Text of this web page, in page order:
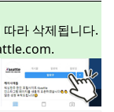
따라 삭제됩니다.